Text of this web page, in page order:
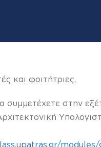
και φοιτήτριες,
συμμετέχετε στην